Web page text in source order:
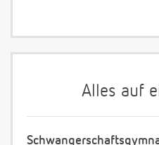
Alles auf